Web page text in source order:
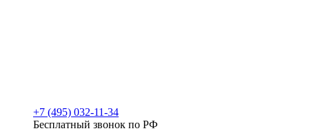
+7 (495) 032-11-34
Бесплатный звонок по РФ